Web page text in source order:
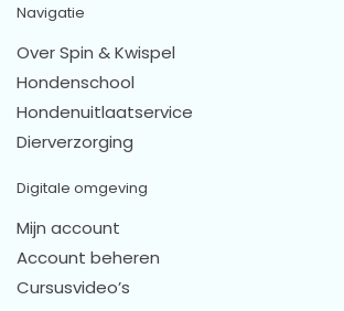
Navigatie
Over Spin & Kwispel
Hondenschool
Hondenuitlaatservice
Dierverzorging
Digitale omgeving
Mijn account
Account beheren
Cursusvideo’s